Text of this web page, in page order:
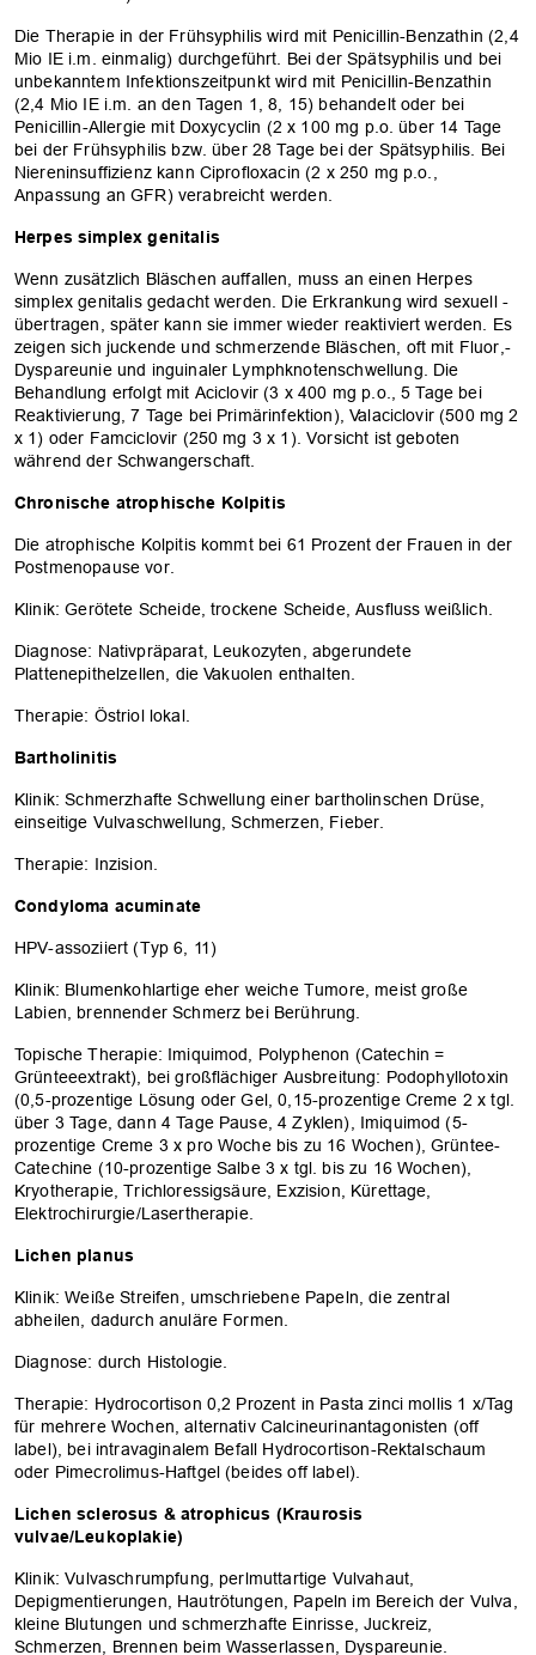
OK
Die Therapie in der Frühsyphilis wird mit Penicillin-Benzathin (2,4
Mio IE i.m. einmalig) durchgeführt. Bei der Spätsyphilis und bei
unbekanntem Infektionszeitpunkt wird mit Penicillin-Benzathin
(2,4 Mio IE i.m. an den Tagen 1, 8, 15) behandelt oder bei
Penicillin-Allergie mit Doxycyclin (2 x 100 mg p.o. über 14 Tage
bei der Frühsyphilis bzw. über 28 Tage bei der Spätsyphilis. Bei
Niereninsuffizienz kann Ciprofloxacin (2 x 250 mg p.o.,
Anpassung an GFR) verabreicht werden.
Herpes simplex genitalis
Wenn zusätzlich Bläschen auffallen, muss an einen Herpes
simplex genitalis gedacht werden. Die Erkrankung wird sexuell ­
übertragen, später kann sie immer wieder ­reaktiviert werden. Es
zeigen sich juckende und schmerzende Bläschen, oft mit Fluor,­
Dyspareunie und inguinaler Lymphknotenschwellung. Die
Behandlung erfolgt mit Aciclovir ­­(3 x 400 mg p.o., 5 Tage bei
Reaktivierung, 7 Tage bei Primärinfektion), Valaciclovir (500 mg 2
x 1) oder Famciclovir (250 mg 3 x 1). Vorsicht ist geboten
während der Schwangerschaft.
Chronische atrophische Kolpitis
Die atrophische Kolpitis kommt bei 61 Prozent der Frauen in der
Postmenopause vor.
Klinik: Gerötete Scheide, trockene Scheide, Ausfluss weißlich.
Diagnose: Nativpräparat, Leukozyten, abgerundete
Plattenepithelzellen, die Vakuolen enthalten.
Therapie: Östriol lokal.
Bartholinitis
Klinik: Schmerzhafte Schwellung einer bartholinschen Drüse,
einseitige Vulva­schwellung, Schmerzen, Fieber.
Therapie: Inzision.
Condyloma acuminate
HPV-assoziiert (Typ 6, 11)
Klinik: Blumenkohlartige eher weiche Tumore, meist große
Labien, brennender Schmerz bei Berührung.
Topische Therapie: Imiquimod, Polyphenon (Catechin =
Grünteeextrakt), bei großflächiger Ausbreitung: Podophyllotoxin
(0,5-prozentige Lösung oder Gel, 0,15-prozentige Creme 2 x tgl.
über 3 Tage, dann 4 Tage Pause, 4 Zyklen), Imiquimod (5-
prozentige Creme ­3 x pro Woche bis zu 16 Wochen), Grüntee-
Catechine (10-prozentige Salbe 3 x tgl. bis zu 16 Wochen),
Kryotherapie, Trichloressigsäure,­ Exzision, Kürettage,
Elektrochirurgie/Lasertherapie.
Lichen planus
Klinik: Weiße Streifen, umschriebene Papeln, die zentral
abheilen, dadurch anuläre Formen.
Diagnose: durch Histologie.
Therapie: Hydrocortison 0,2 Prozent in Pasta zinci mollis 1 x/Tag
für mehrere Wochen, alternativ Calcineurinantagonisten (off
label), bei intravaginalem Befall Hydrocortison-Rektalschaum
oder Pimecrolimus-Haftgel (beides off label).
Lichen sclerosus & atrophicus (Kraurosis
vulvae/Leukoplakie)
Klinik: Vulvaschrumpfung, perlmuttartige Vulvahaut,
Depigmentierungen, Hautrötungen, Papeln im Bereich der Vulva,
kleine Blutungen und schmerzhafte Einrisse, Juckreiz,
Schmerzen, Brennen beim Wasserlassen, Dyspareunie.